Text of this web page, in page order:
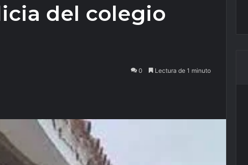
del colegio
0 Lectura de 1 minuto